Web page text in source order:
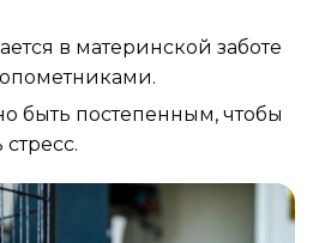
в материнской заботе
быть постепенным, чтобы